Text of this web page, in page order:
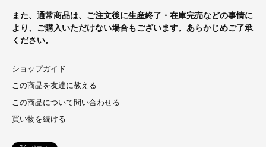
また、通常商品は、ご注文後に生産終了・在庫完売などの事情に
より、ご購入いただけない場合もございます。あらかじめご了承
ください。
ショップガイド
この商品を友達に教える
この商品について問い合わせる
買い物を続ける